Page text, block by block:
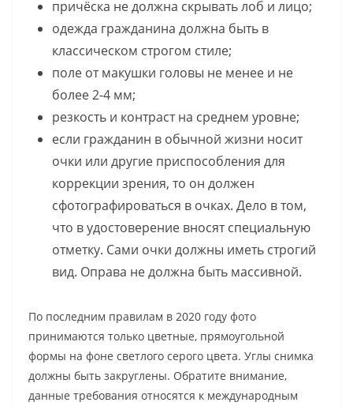
причёска не должна скрывать лоб и лицо;
одежда гражданина должна быть в
классическом строгом стиле;
поле от макушки головы не менее и не
более 2-4 мм;
резкость и контраст на среднем уровне;
если гражданин в обычной жизни носит
очки или другие приспособления для
коррекции зрения, то он должен
сфотографироваться в очках. Дело в том,
что в удостоверение вносят специальную
отметку. Сами очки должны иметь строгий
вид. Оправа не должна быть массивной.
По последним правилам в 2020 году фото
принимаются только цветные, прямоугольной
формы на фоне светлого серого цвета. Углы снимка
должны быть закруглены. Обратите внимание,
данные требования относятся к международным